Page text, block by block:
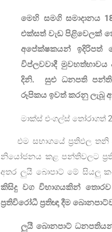
මෙහි සමගි සමාදානය
එක්සත් වැඩ පිළිවෙලක්
අපේක්ෂකයන් ඉදිරිපත්
විප්ලවවාදී මුවහත්භාවය
දිනි. සුළු ධනපති
රූපිකය ඉවත් කරනු ලැබූ
මාක්ස් එංගල්ස් තෝරාගත්
එම සභාගයේ ප්‍රතිඵල
නියෝජනය කළ පන්තිවලට
අතර ලුයී බොපාට් මේ සියලු
කිසිදු වග විභාගයකින්
ප්‍රතිවිරෝධී ප්‍රතිඥා දීම
ලුයී බොනපාට්